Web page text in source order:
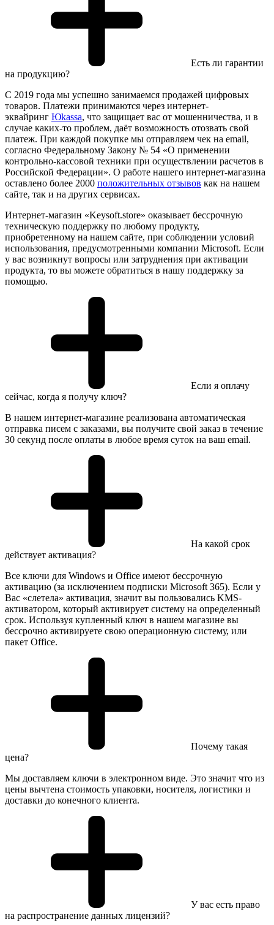
Есть ли гарантии
на продукцию?
С 2019 года мы успешно занимаемся продажей цифровых
товаров. Платежи принимаются через интернет-
эквайринг Юkassa, что защищает вас от мошенничества, и в
случае каких-то проблем, даёт возможность отозвать свой
платеж. При каждой покупке мы отправляем чек на email,
согласно Федеральному Закону № 54 «О применении
контрольно-кассовой техники при осуществлении расчетов в
Российской Федерации». О работе нашего интернет-магазина
оставлено более 2000 положительных отзывов как на нашем
сайте, так и на других сервисах.
Интернет-магазин «Keysoft.store» оказывает бессрочную
техническую поддержку по любому продукту,
приобретенному на нашем сайте, при соблюдении условий
использования, предусмотренными компании Microsoft. Если
у вас возникнут вопросы или затруднения при активации
продукта, то вы можете обратиться в нашу поддержку за
помощью.
Если я оплачу
сейчас, когда я получу ключ?
В нашем интернет-магазине реализована автоматическая
отправка писем с заказами, вы получите свой заказ в течение
30 секунд после оплаты в любое время суток на ваш email.
На какой срок
действует активация?
Все ключи для Windows и Office имеют бессрочную
активацию (за исключением подписки Microsoft 365). Если у
Вас «слетела» активация, значит вы пользовались KMS-
активатором, который активирует систему на определенный
срок. Используя купленный ключ в нашем магазине вы
бессрочно активируете свою операционную систему, или
пакет Office.
Почему такая
цена?
Мы доставляем ключи в электронном виде. Это значит что из
цены вычтена стоимость упаковки, носителя, логистики и
доставки до конечного клиента.
У вас есть право
на распространение данных лицензий?